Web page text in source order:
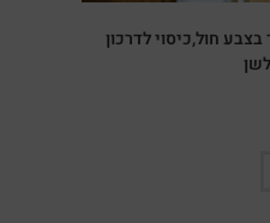
חול,כיסוי לדרכון